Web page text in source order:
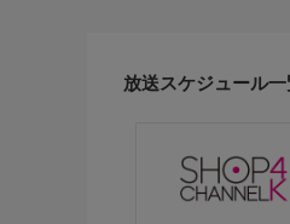
放送スケジュール一